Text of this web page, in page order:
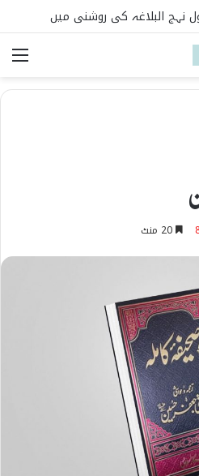
نہج البلاغہ کی روشنی میں